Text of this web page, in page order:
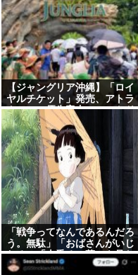
【ジャングリア沖縄】「ロイ
ヤルチケット」発売、アトラ
クション優先案内、ソフトド
リンク飲み放題、スパ利用、
駐車場無料…大人29700円
「戦争ってなんであるんだろ
う。無駄」「おばさんがいじ
わる」「火垂るの墓」を見た
小学生 耳をふさぎハンカチで